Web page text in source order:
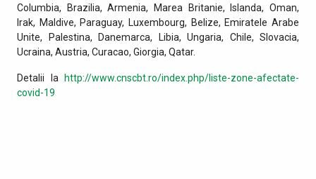
Columbia, Brazilia, Armenia, Marea Britanie, Islanda, Oman,
Irak, Maldive, Paraguay, Luxembourg, Belize, Emiratele Arabe
Unite, Palestina, Danemarca, Libia, Ungaria, Chile, Slovacia,
Ucraina, Austria, Curacao, Giorgia, Qatar.
Detalii la
http://www.cnscbt.ro/index.php/liste-zone-afectate-
covid-19